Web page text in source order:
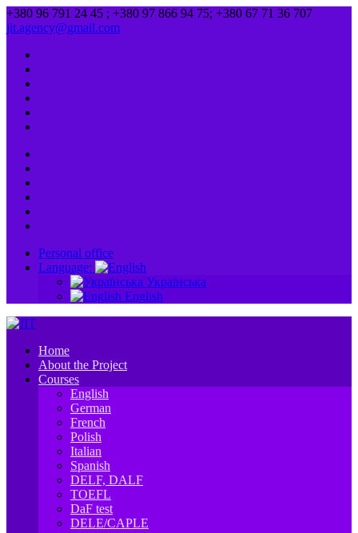
+380 96 791 24 45 ; +380 97 866 94 75; +380 67 71 36 707
jit.agency@gmail.com
Personal office
Language:
Українська
English
Home
About the Project
Courses
English
German
French
Polish
Italian
Spanish
DELF, DALF
TOEFL
DaF test
DELE/CAPLE